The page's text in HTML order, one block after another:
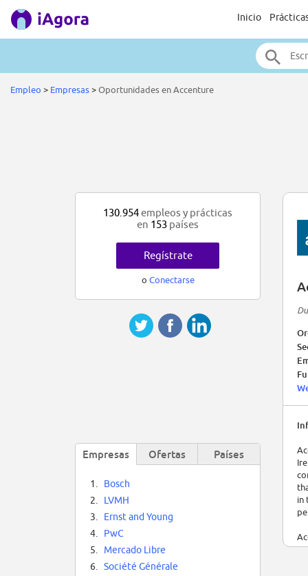
Inicio
Empleo > Empresas>Oportunidades en Accenture
in
130.954empleos y prácticas
en 153 países
Regístrate
o Conectarse
Empresas Ofertas Países
1.
Bosch
2.
LVMH
3.
Ernst and Young
4.
PwC
5.
Mercado Libre
6.
Société Générale